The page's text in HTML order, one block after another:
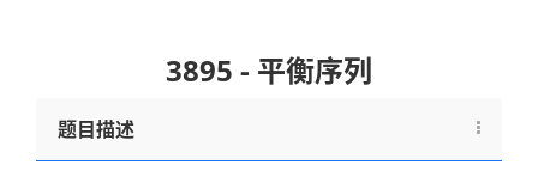
3895 - 平衡序列
题目描述